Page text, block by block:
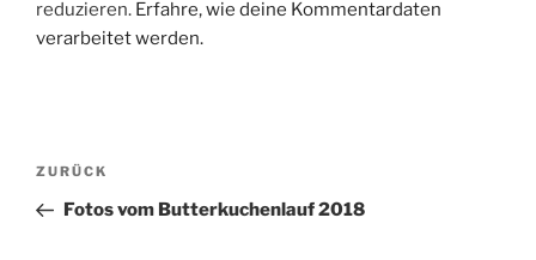
reduzieren. Erfahre, wie deine Kommentardaten
verarbeitet werden.
Beitragsnavigation
Vorheriger
Beitrag
ZURÜCK
Fotos vom Butterkuchenlauf 2018